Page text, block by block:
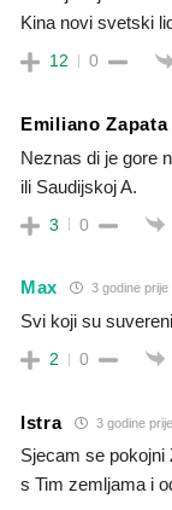
Kina novi svetski
12 0
Emiliano Zapata
Neznas di je gore
ili Saudijskoj A.
3 0
Max 3 godine prije
Svi koji su
2 0
Istra 3 godine prije
Sjecam se pokojni
s Tim zemljama i